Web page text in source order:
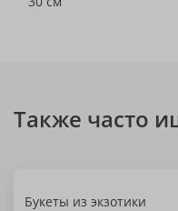
Также часто
Букеты из экзотики